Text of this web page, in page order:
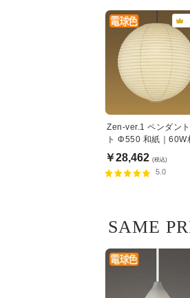
Zen-ver.1 ペンダン
ト Φ550 和紙｜60W
￥28,462 (税込)
5.0
SAME